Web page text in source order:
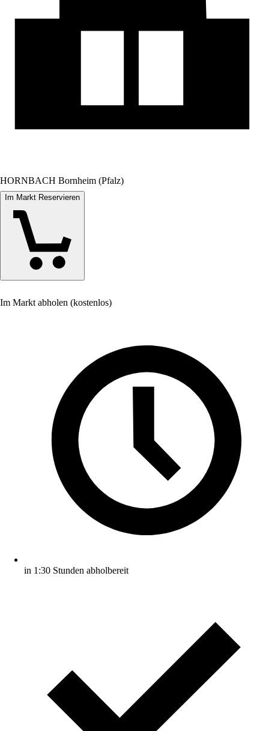
HORNBACH Bornheim (Pfalz)
Im Markt Reservieren
Im Markt abholen (kostenlos)
in 1:30 Stunden abholbereit